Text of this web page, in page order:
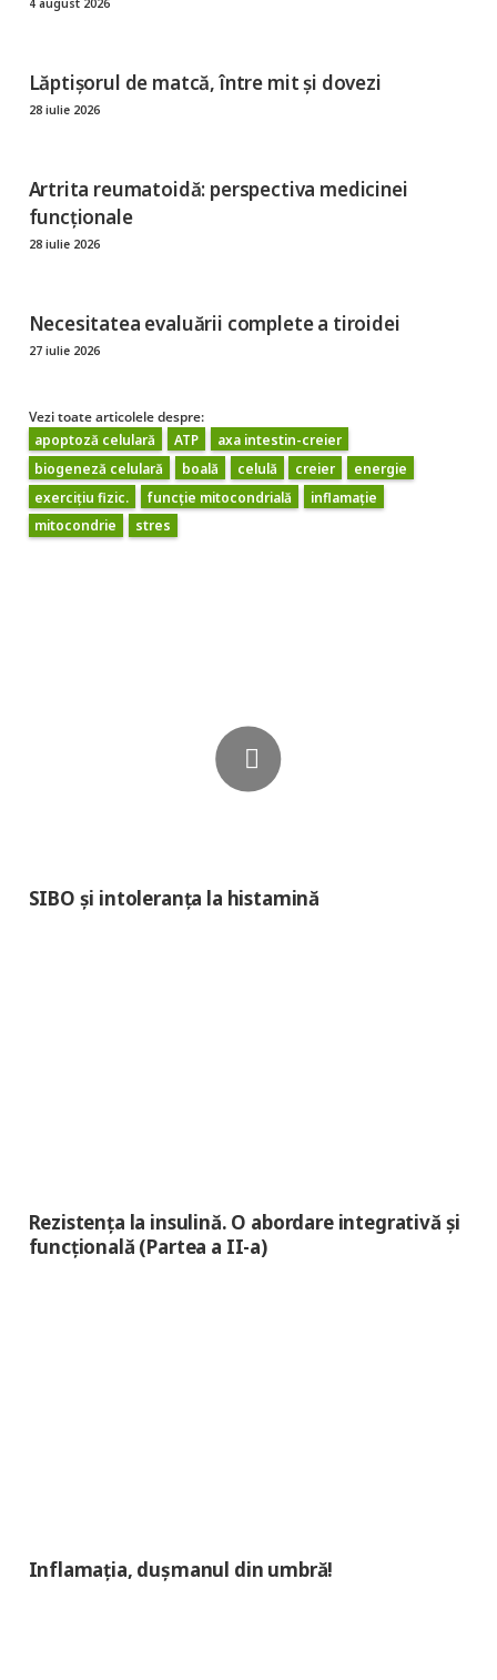
4 august 2026
Lăptișorul de matcă, între mit și dovezi
28 iulie 2026
Artrita reumatoidă: perspectiva medicinei
funcționale
28 iulie 2026
Necesitatea evaluării complete a tiroidei
27 iulie 2026
Vezi toate articolele despre:
apoptoză celulară
ATP
axa intestin-creier
biogeneză celulară
boală celulă creier
energie
exercițiu fizic.
funcție mitocondrială
inflamație
mitocondrie
stres
SIBO și intoleranța la histamină
Rezistența la insulină. O abordare integrativă și
funcțională (Partea a II-a)
Inflamația, dușmanul din umbră!